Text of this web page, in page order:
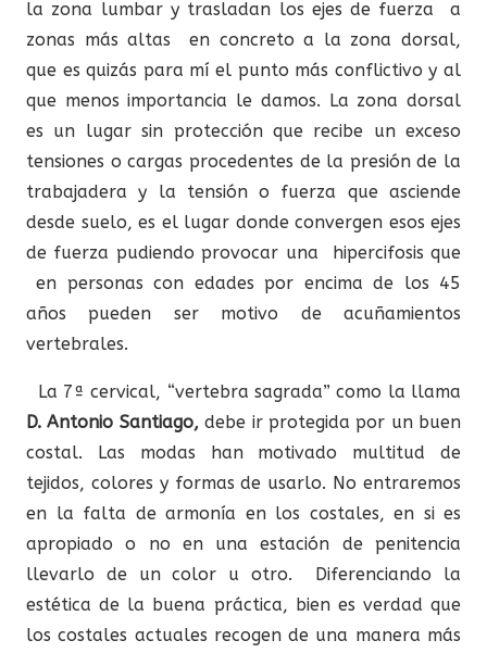
la zona lumbar y trasladan los ejes de fuerza a
zonas más altas en concreto a la zona dorsal,
que es quizás para mí el punto más conflictivo y al
que menos importancia le damos. La zona dorsal
es un lugar sin protección que recibe un exceso
tensiones o cargas procedentes de la presión de la
trabajadera y la tensión o fuerza que asciende
desde suelo, es el lugar donde convergen esos ejes
de fuerza pudiendo provocar una hipercifosis que
en personas con edades por encima de los 45
años pueden ser motivo de acuñamientos
vertebrales.
La 7ª cervical, “vertebra sagrada” como la llama
D. Antonio Santiago,debe ir protegida por un buen
costal. Las modas han motivado multitud de
tejidos, colores y formas de usarlo. No entraremos
en la falta de armonía en los costales, en si es
apropiado o no en una estación de penitencia
llevarlo de un color u otro. Diferenciando la
estética de la buena práctica, bien es verdad que
los costales actuales recogen de una manera más